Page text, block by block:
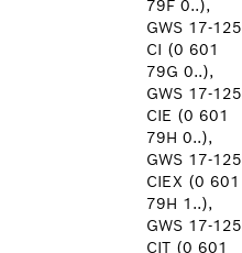
79F 0..),
GWS 17-125
CI (0 601
79G 0..),
GWS 17-125
CIE (0 601
79H 0..),
GWS 17-125
CIEX (0 601
79H 1..),
GWS 17-125
CIT (0 601